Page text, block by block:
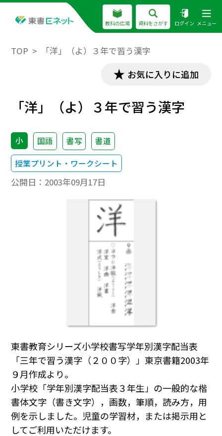
教科の広場 資料をさがす ログイン メニュー
TOP 「洋」（よ）３年で習う漢字
お気に入りに追加
「洋」（よ）３年で習う漢字
小 国語 書写
書道
授業プリント・ワークシート
公開日： 2003年09月17日
東書教育シリーズ小学校書写学年別漢字配当表
「三年で習う漢字（２００字）」東京書籍2003年
９月作成より。
小学校「学年別漢字配当表３年生」の一般的な楷
書体文字（書き文字），画数，筆順，読み方，用
例を示しました。児童の学習材，または掲示用と
してご利用いただけます。